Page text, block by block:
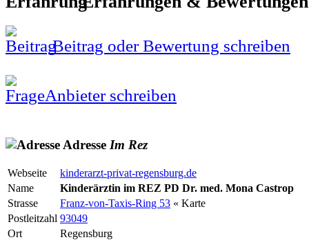
Beitrag oder Bewertung schreiben
Anbieter schreiben
Adresse Im Rez
Webseite
kinderarzt-privat-regensburg.de
Name
Kinderärztin im REZ PD Dr. med. Mona Castrop
Strasse
Franz-von-Taxis-Ring 53 « Karte
Postleitzahl 93049
Ort
Regensburg